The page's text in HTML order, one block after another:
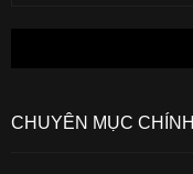
CHUYÊN MỤC CHÍNH